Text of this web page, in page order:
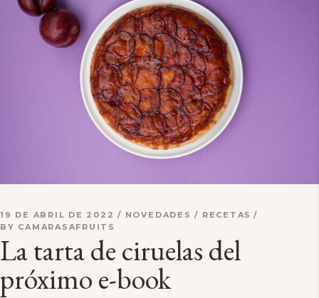
19 DE ABRIL DE 2022 NOVEDADES / RECETAS
BY CAMARASAFRUITS
La tarta de ciruelas del
próximo e-book